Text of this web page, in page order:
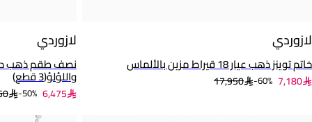
لازوردي
خاتم توينز ذهب عيار 18 قيراط مزين بالألماس
17,950 60%- 7,180
لازوردي
واللؤلؤ(3 قطع)
50%- 6,475